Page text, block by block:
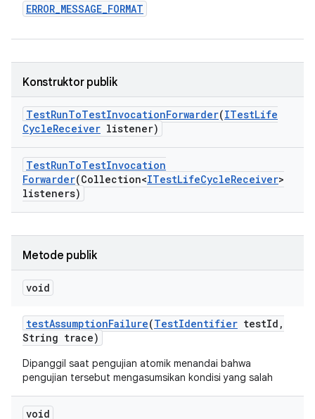
ERROR_MESSAGE_FORMAT
Konstruktor publik
TestRunToTestInvocationForwarder(ITestLife
CycleReceiver listener)
TestRunToTestInvocation
Forwarder(Collection<ITestLifeCycleReceiver>
listeners)
Metode publik
void
testAssumptionFailure(TestIdentifier testId ,
String trace)
Dipanggil saat pengujian atomik menandai bahwa
pengujian tersebut mengasumsikan kondisi yang salah
void